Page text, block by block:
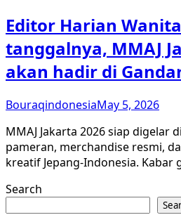
Editor Harian
tanggalnya, MMAJ
akan hadir di
BouraqindonesiaMay 5, 2026
MMAJ Jakarta 2026 siap digelar
pameran, merchandise resmi,
kreatif Jepang-Indonesia.
Search